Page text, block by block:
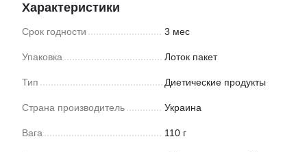
Характеристики
Срок годности 3 мес
Упаковка Лоток пакет
Тип Диетические продукты
Страна производитель Украина
Вага 110 г